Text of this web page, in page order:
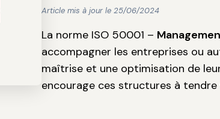
Article mis à jour le 25/06/2024
La norme ISO 50001 –
accompagner les entreprises ou
maîtrise et une optimisation de
encourage ces structures à